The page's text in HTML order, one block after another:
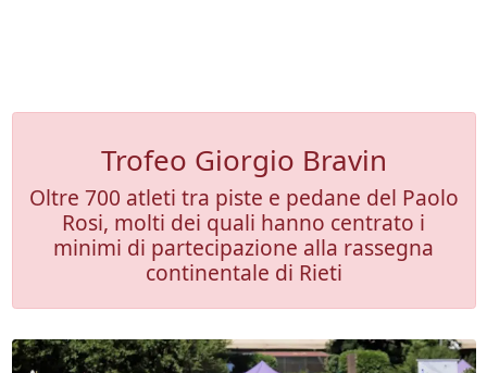
Trofeo Giorgio Bravin
Oltre 700 atleti tra piste e pedane del Paolo
Rosi, molti dei quali hanno centrato i
minimi di partecipazione alla rassegna
continentale di Rieti